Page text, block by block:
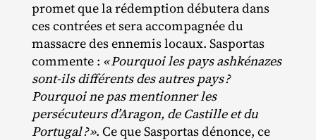
promet que la rédemption débutera dans
ces contrées et sera accompagnée du
massacre des ennemis locaux. Sasportas
commente : «Pourquoi les pays ashkénazes
sont-ils différents des autres pays?
Pourquoi ne pas mentionner les
persécuteurs d’Aragon, de Castille et du
Portugal?». Ce que Sasportas dénonce, ce